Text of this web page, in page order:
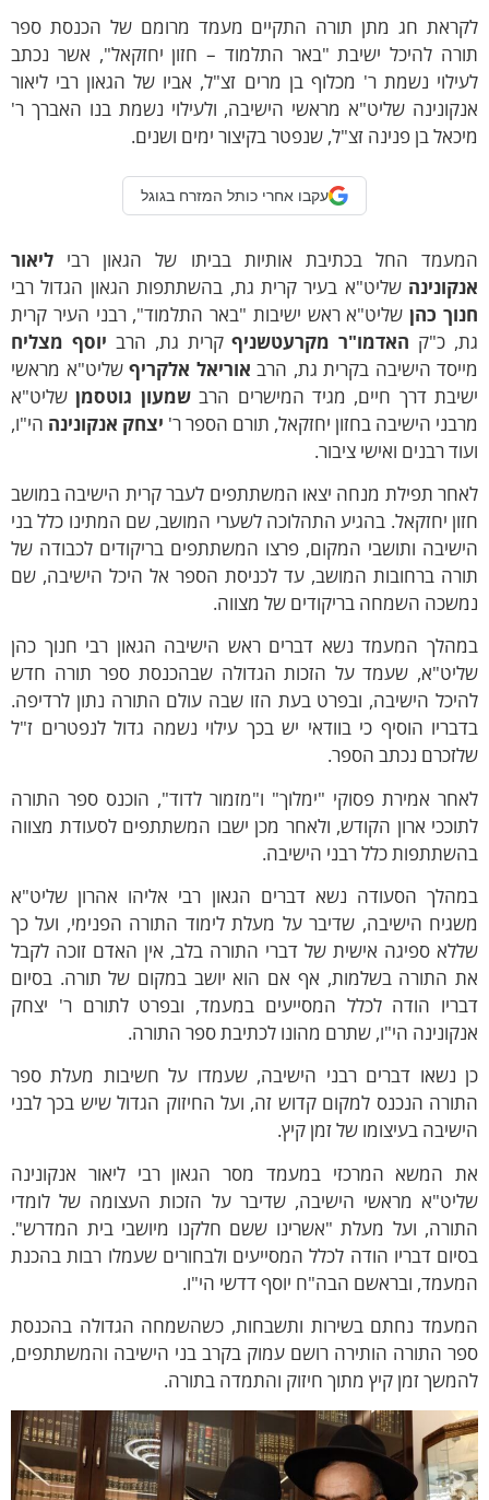
חג מתן תורה התקיים מעמד מרומם של הכנסת ספר
להיכל ישיבת "באר התלמוד – חזון יחזקאל", אשר נכתב
נשמת ר' מכלוף בן מרים זצ"ל, אביו של הגאון רבי ליאור
שליט"א מראשי הישיבה, ולעילוי נשמת בנו האברך ר'
בן פנינה זצ"ל, שנפטר בקיצור ימים ושנים.
עקבו אחרי כותל המזרח בגוגל
החל בכתיבת אותיות בביתו של הגאון רביליאור
שליט"א בעיר קרית גת, בהשתתפות הגאון הגדול רבי
כהןשליט"א ראש ישיבות "באר התלמוד", רבני העיר קרית
כ"קהאדמו"ר מקרעטשניףקרית גת, הרביוסף מצליח
הישיבה בקרית גת, הרבאוריאל אלקריףשליט"א מראשי
דרך חיים, מגיד המישרים הרבשמעון גוטסמןשליט"א
הישיבה בחזון יחזקאל, תורם הספר ר'יצחק אנקונינההי"ו,
רבנים ואישי ציבור.
תפילת מנחה יצאו המשתתפים לעבר קרית הישיבה במושב
יחזקאל. בהגיע התהלוכה לשערי המושב, שם המתינו כלל בני
ותושבי המקום, פרצו המשתתפים בריקודים לכבודה של
ברחובות המושב, עד לכניסת הספר אל היכל הישיבה, שם
השמחה בריקודים של מצווה.
המעמד נשא דברים ראש הישיבה הגאון רבי חנוך כהן
שעמד על הזכות הגדולה שבהכנסת ספר תורה חדש
הישיבה, ובפרט בעת הזו שבה עולם התורה נתון לרדיפה.
הוסיף כי בוודאי יש בכך עילוי נשמה גדול לנפטרים ז"ל
נכתב הספר.
אמירת פסוקי "ימלוך" ו"מזמור לדוד", הוכנס ספר התורה
ארון הקודש, ולאחר מכן ישבו המשתתפים לסעודת מצווה
כלל רבני הישיבה.
הסעודה נשא דברים הגאון רבי אליהו אהרון שליט"א
הישיבה, שדיבר על מעלת לימוד התורה הפנימי, ועל כך
ספיגה אישית של דברי התורה בלב, אין האדם זוכה לקבל
התורה בשלמות, אף אם הוא יושב במקום של תורה. בסיום
הודה לכלל המסייעים במעמד, ובפרט לתורם ר' יצחק
הי"ו, שתרם מהונו לכתיבת ספר התורה.
נשאו דברים רבני הישיבה, שעמדו על חשיבות מעלת ספר
הנכנס למקום קדוש זה, ועל החיזוק הגדול שיש בכך לבני
בעיצומו של זמן קיץ.
המשא המרכזי במעמד מסר הגאון רבי ליאור אנקונינה
מראשי הישיבה, שדיבר על הזכות העצומה של לומדי
ועל מעלת "אשרינו ששם חלקנו מיושבי בית המדרש".
דבריו הודה לכלל המסייעים ולבחורים שעמלו רבות בהכנת
ובראשם הבה"ח יוסף דדשי הי"ו.
נחתם בשירות ותשבחות, כשהשמחה הגדולה בהכנסת
התורה הותירה רושם עמוק בקרב בני הישיבה והמשתתפים,
זמן קיץ מתוך חיזוק והתמדה בתורה.